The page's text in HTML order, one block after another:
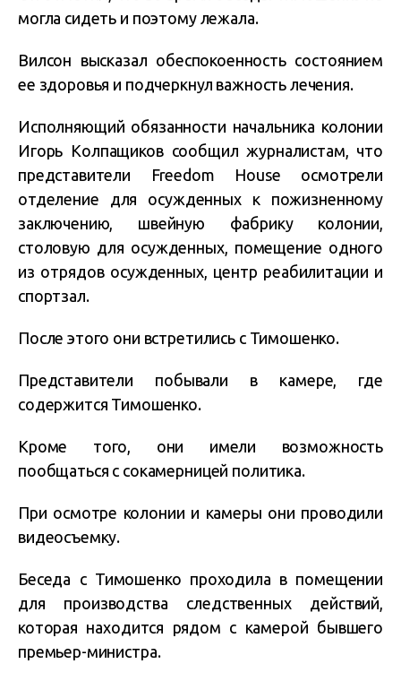
могла сидеть и поэтому лежала.
Вилсон высказал обеспокоенность состоянием
ее здоровья и подчеркнул важность лечения.
Исполняющий обязанности начальника колонии
Игорь Колпащиков сообщил журналистам, что
представители Freedom House осмотрели
отделение для осужденных к пожизненному
заключению, швейную фабрику колонии,
столовую для осужденных, помещение одного
из отрядов осужденных, центр реабилитации и
спортзал.
После этого они встретились с Тимошенко.
Представители побывали в камере, где
содержится Тимошенко.
Кроме того, они имели возможность
пообщаться с сокамерницей политика.
При осмотре колонии и камеры они проводили
видеосъемку.
Беседа с Тимошенко проходила в помещении
для производства следственных действий,
которая находится рядом с камерой бывшего
премьер-министра.